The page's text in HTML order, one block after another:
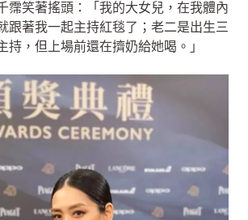
霈笑著搖頭：「我的大女兒，在我體內
跟著我一起主持紅毯了；老二是出生三
持，但上場前還在擠奶給她喝。」